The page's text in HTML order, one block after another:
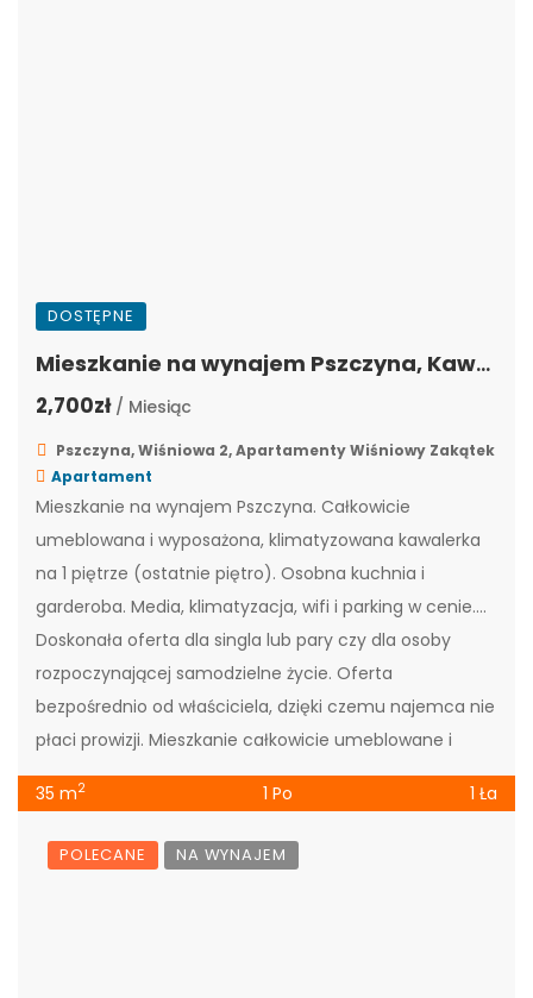
DOSTĘPNE
Mieszkanie na wynajem Pszczyna, Kawalerka, WZ-5
2,700zł / Miesiąc
Pszczyna, Wiśniowa 2, Apartamenty Wiśniowy Zakątek
Apartament
Mieszkanie na wynajem Pszczyna. Całkowicie
umeblowana i wyposażona, klimatyzowana kawalerka
na 1 piętrze (ostatnie piętro). Osobna kuchnia i
garderoba. Media, klimatyzacja, wifi i parking w cenie.
Doskonała oferta dla singla lub pary czy dla osoby
rozpoczynającej samodzielne życie. Oferta
bezpośrednio od właściciela, dzięki czemu najemca nie
płaci prowizji. Mieszkanie całkowicie umeblowane i
wyposażone. W cenie […]
35 m2 1 Po 1 Ła
POLECANE NA WYNAJEM